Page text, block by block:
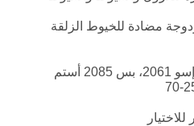
مضادة للخيوط الزلقة
غب / T2543.1 غب / 2543.2 إسو 2061، بس 2085 أستم